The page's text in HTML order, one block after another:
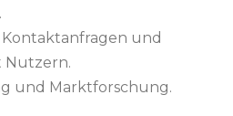
und
Nutzern.
und Marktforschung.